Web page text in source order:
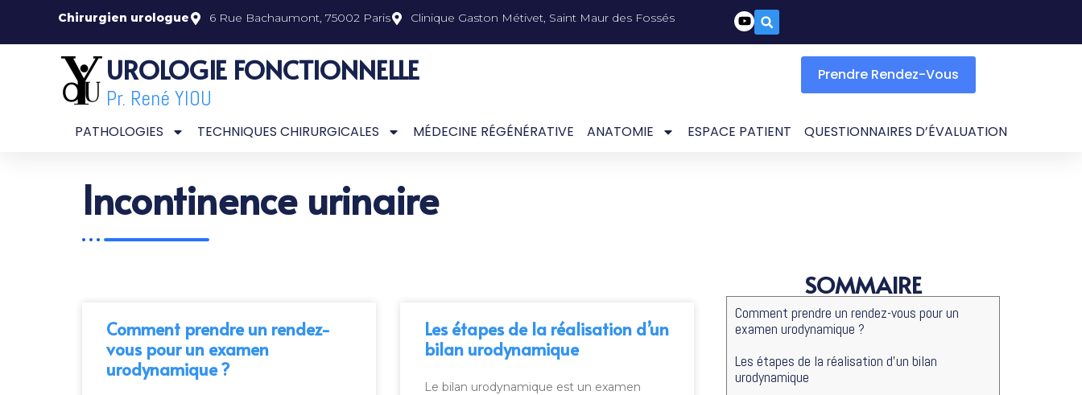
Chirurgien urologue 6 Rue Bachaumont, 75002 Paris Clinique Gaston Métivet, Saint Maur des Fossés
UROLOGIE FONCTIONNELLE
Pr. René YIOU
Prendre Rendez-Vous
PATHOLOGIES TECHNIQUES CHIRURGICALES MÉDECINE RÉGÉNÉRATIVE ANATOMIE ESPACE PATIENT QUESTIONNAIRES D’ÉVALUATION
Incontinence urinaire
Comment prendre un rendez-
vous pour un examen
urodynamique ?
Les étapes de la réalisation d’un
bilan urodynamique
Le bilan urodynamique est un examen
SOMMAIRE
Comment prendre un rendez-vous pour un
examen urodynamique ?
Les étapes de la réalisation d’un bilan
urodynamique